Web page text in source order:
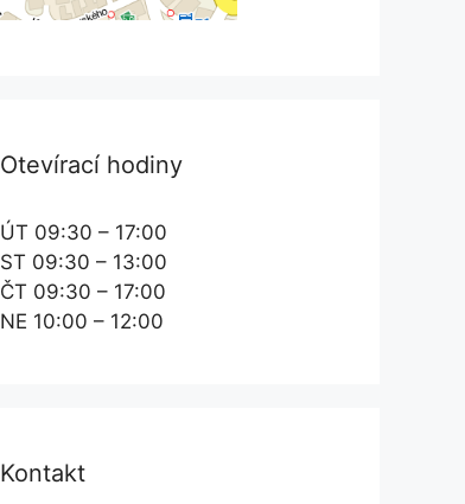
Otevírací hodiny
ÚT 09:30 – 17:00
ST 09:30 – 13:00
ČT 09:30 – 17:00
NE 10:00 – 12:00
Kontakt